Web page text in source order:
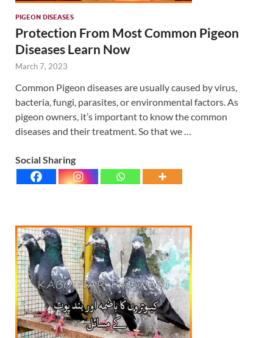
PIGEON DISEASES
Protection From Most Common Pigeon
Diseases Learn Now
March 7, 2023
Common Pigeon diseases are usually caused by virus,
bacteria, fungi, parasites, or environmental factors. As
pigeon owners, it’s important to know the common
diseases and their treatment. So that we …
Social Sharing